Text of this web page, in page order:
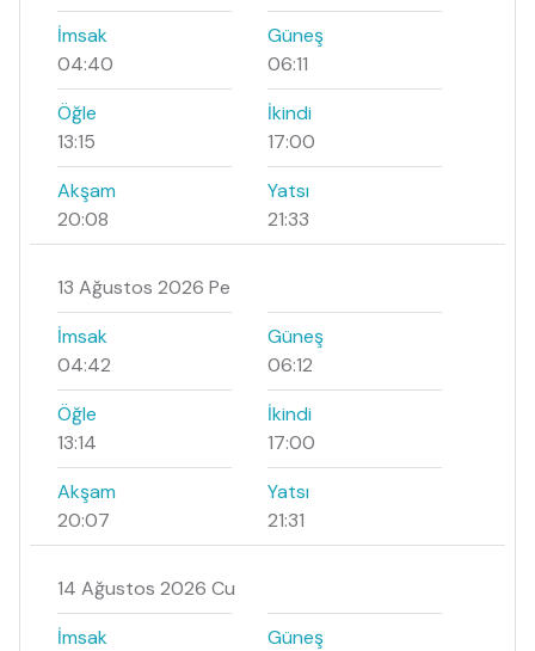
İmsak
04:40
Güneş
06:11
Öğle
13:15
İkindi
17:00
Akşam
20:08
Yatsı
21:33
13 Ağustos 2026 Pe
İmsak
04:42
Güneş
06:12
Öğle
13:14
İkindi
17:00
Akşam
20:07
Yatsı
21:31
14 Ağustos 2026 Cu
İmsak
Güneş